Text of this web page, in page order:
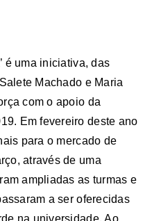
é uma iniciativa, das
Machado e Maria
com o apoio da
Em fevereiro deste ano
para o mercado de
através de uma
ampliadas as turmas e
a ser oferecidas
na universidade. Ao